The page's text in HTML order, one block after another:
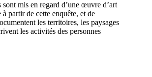
mis en regard d’une œuvre d’art
partir de cette enquête, et de
les territoires, les paysages
les activités des personnes